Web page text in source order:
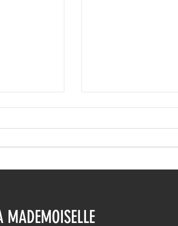
Μονή
αγάπης στον Γρηγόρη
MADEMOISELLE